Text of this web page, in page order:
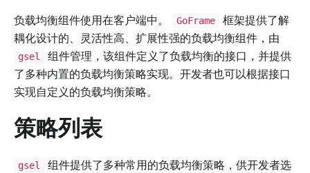
负载均衡组件使用在客户端中。 GoFrame
框架提供了解
耦化设计的、灵活性高、扩展性强的负载均衡组件，由
gsel
组件管理，该组件定义了负载均衡的接口，并提供
了多种内置的负载均衡策略实现。开发者也可以根据接口
实现自定义的负载均衡策略。
策略列表
gsel
组件提供了多种常用的负载均衡策略，供开发者选